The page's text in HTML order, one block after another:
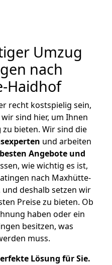
Umzug
nach
Haidhof
recht kostspielig sein,
sind hier, um Ihnen
zu bieten. Wir sind die
und arbeiten
Angebote und
wie wichtig es ist,
nach Maxhütte-
deshalb setzen wir
Preise zu bieten. Ob
haben oder ein
besitzen, was
muss.
Lösung für Sie.